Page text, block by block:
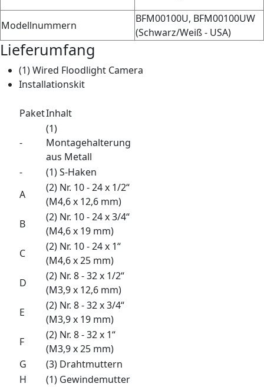
Modellnummern
BFM00100U, BFM00100UW
(Schwarz/Weiß - USA)
Lieferumfang
(1) Wired Floodlight Camera
Installationskit
PaketInhalt
-
(1)
Montagehalterung
aus Metall
-
(1) S-Haken
A
(2) Nr. 10 - 24 x 1/2“
(M4,6 x 12,6 mm)
B
(2) Nr. 10 - 24 x 3/4“
(M4,6 x 19 mm)
C
(2) Nr. 10 - 24 x 1“
(M4,6 x 25 mm)
D
(2) Nr. 8 - 32 x 1/2“
(M3,9 x 12,6 mm)
E
(2) Nr. 8 - 32 x 3/4“
(M3,9 x 19 mm)
F
(2) Nr. 8 - 32 x 1“
(M3,9 x 25 mm)
G
(3) Drahtmuttern
H
(1) Gewindemutter